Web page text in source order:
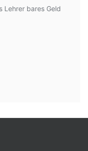
Lehrer bares Geld